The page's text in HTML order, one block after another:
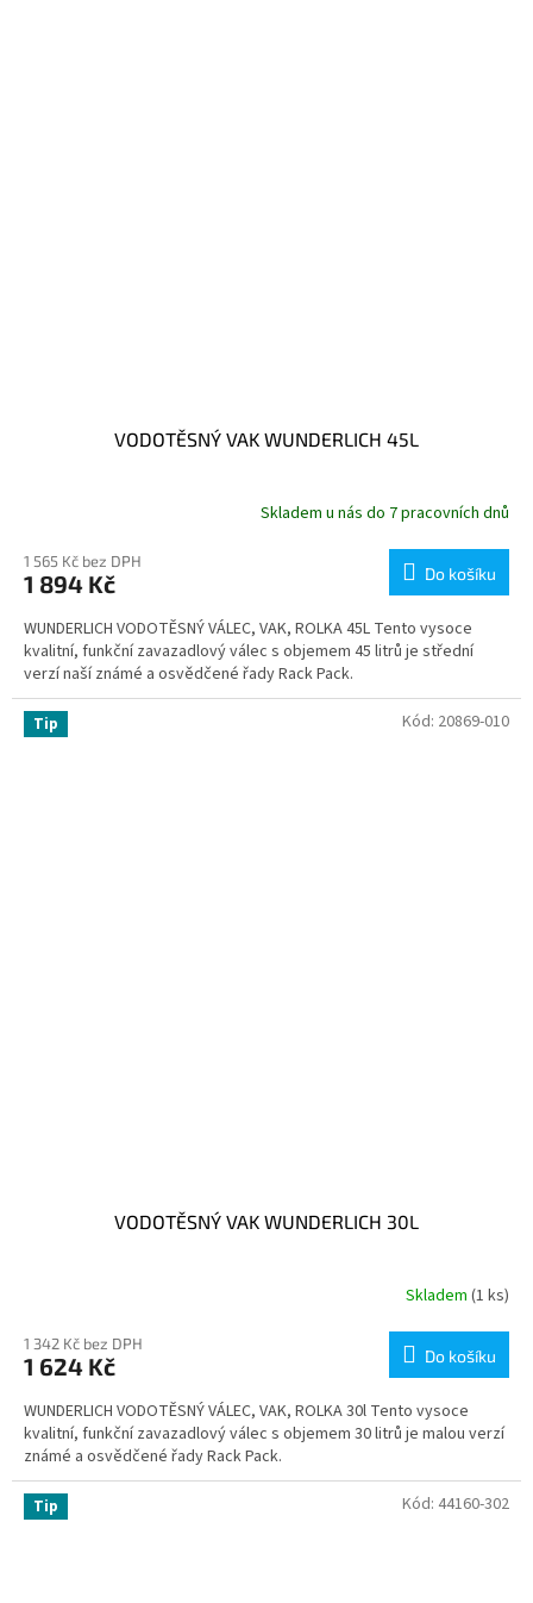
VODOTĚSNÝ VAK WUNDERLICH 45L
Skladem u nás do 7 pracovních dnů
1 565 Kč bez DPH
1 894 Kč Do košíku
WUNDERLICH VODOTĚSNÝ VÁLEC, VAK, ROLKA 45L Tento vysoce
kvalitní, funkční zavazadlový válec s objemem 45 litrů je střední
verzí naší známé a osvědčené řady Rack Pack.
Tip
VODOTĚSNÝ VAK WUNDERLICH 30L
Skladem (1 ks)
1 342 Kč bez DPH
1 624 Kč Do košíku
WUNDERLICH VODOTĚSNÝ VÁLEC, VAK, ROLKA 30l Tento vysoce
kvalitní, funkční zavazadlový válec s objemem 30 litrů je malou verzí
známé a osvědčené řady Rack Pack.
Kód: 20869-010
Tip Kód: 44160-302